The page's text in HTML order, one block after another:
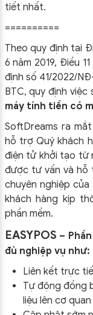
tiết nhất.
==========
Theo quy định tại
6 năm 2019, Điều
định số 41/2022/
BTC, quy định việc
máy tính tiền có
SoftDreams ra
hỗ trợ Quý khách
điện tử khởi tạo từ
được tư vấn và hỗ
chuyên nghiệp của
khách hàng kịp
phần mềm.
EASYPOS –
đủ nghiệp vụ như:
Liên kết trực
Tự động đồng
liệu lên cơ